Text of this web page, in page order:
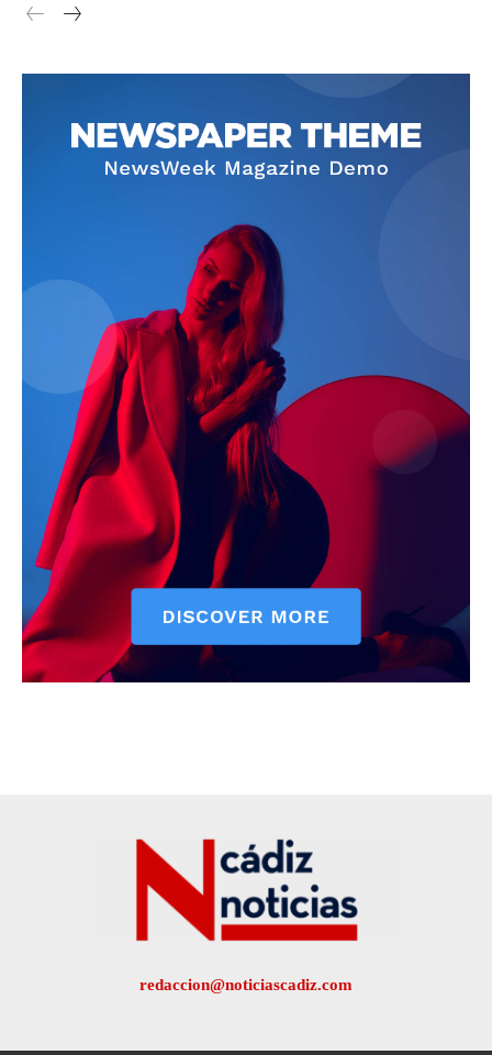
redaccion@noticiascadiz.com